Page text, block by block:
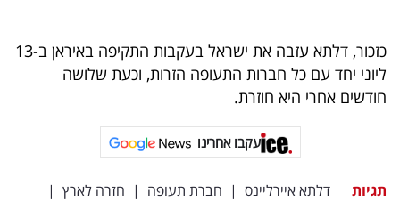
עקבו
אחרינו:
כזכור, דלתא עזבה את ישראל בעקבות התקיפה באיראן ב-13
ליוני יחד עם כל חברות התעופה הזרות, וכעת שלושה
חודשים אחרי היא חוזרת.
עקבו אחרינו
תגיות דלתא איירליינס | חברת תעופה | חזרה לארץ |